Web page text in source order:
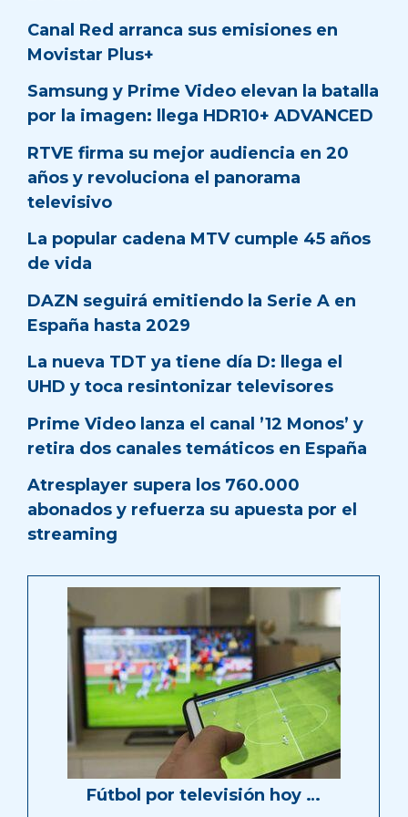
Canal Red arranca sus emisiones en
Movistar Plus+
Samsung y Prime Video elevan la batalla
por la imagen: llega HDR10+ ADVANCED
RTVE firma su mejor audiencia en 20
años y revoluciona el panorama
televisivo
La popular cadena MTV cumple 45 años
de vida
DAZN seguirá emitiendo la Serie A en
España hasta 2029
La nueva TDT ya tiene día D: llega el
UHD y toca resintonizar televisores
Prime Video lanza el canal ’12 Monos’ y
retira dos canales temáticos en España
Atresplayer supera los 760.000
abonados y refuerza su apuesta por el
streaming
Fútbol por televisión hoy …